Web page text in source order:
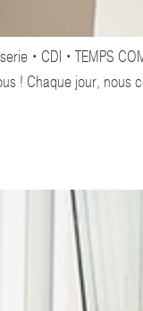
• CDI • TEMPS
! Chaque jour,